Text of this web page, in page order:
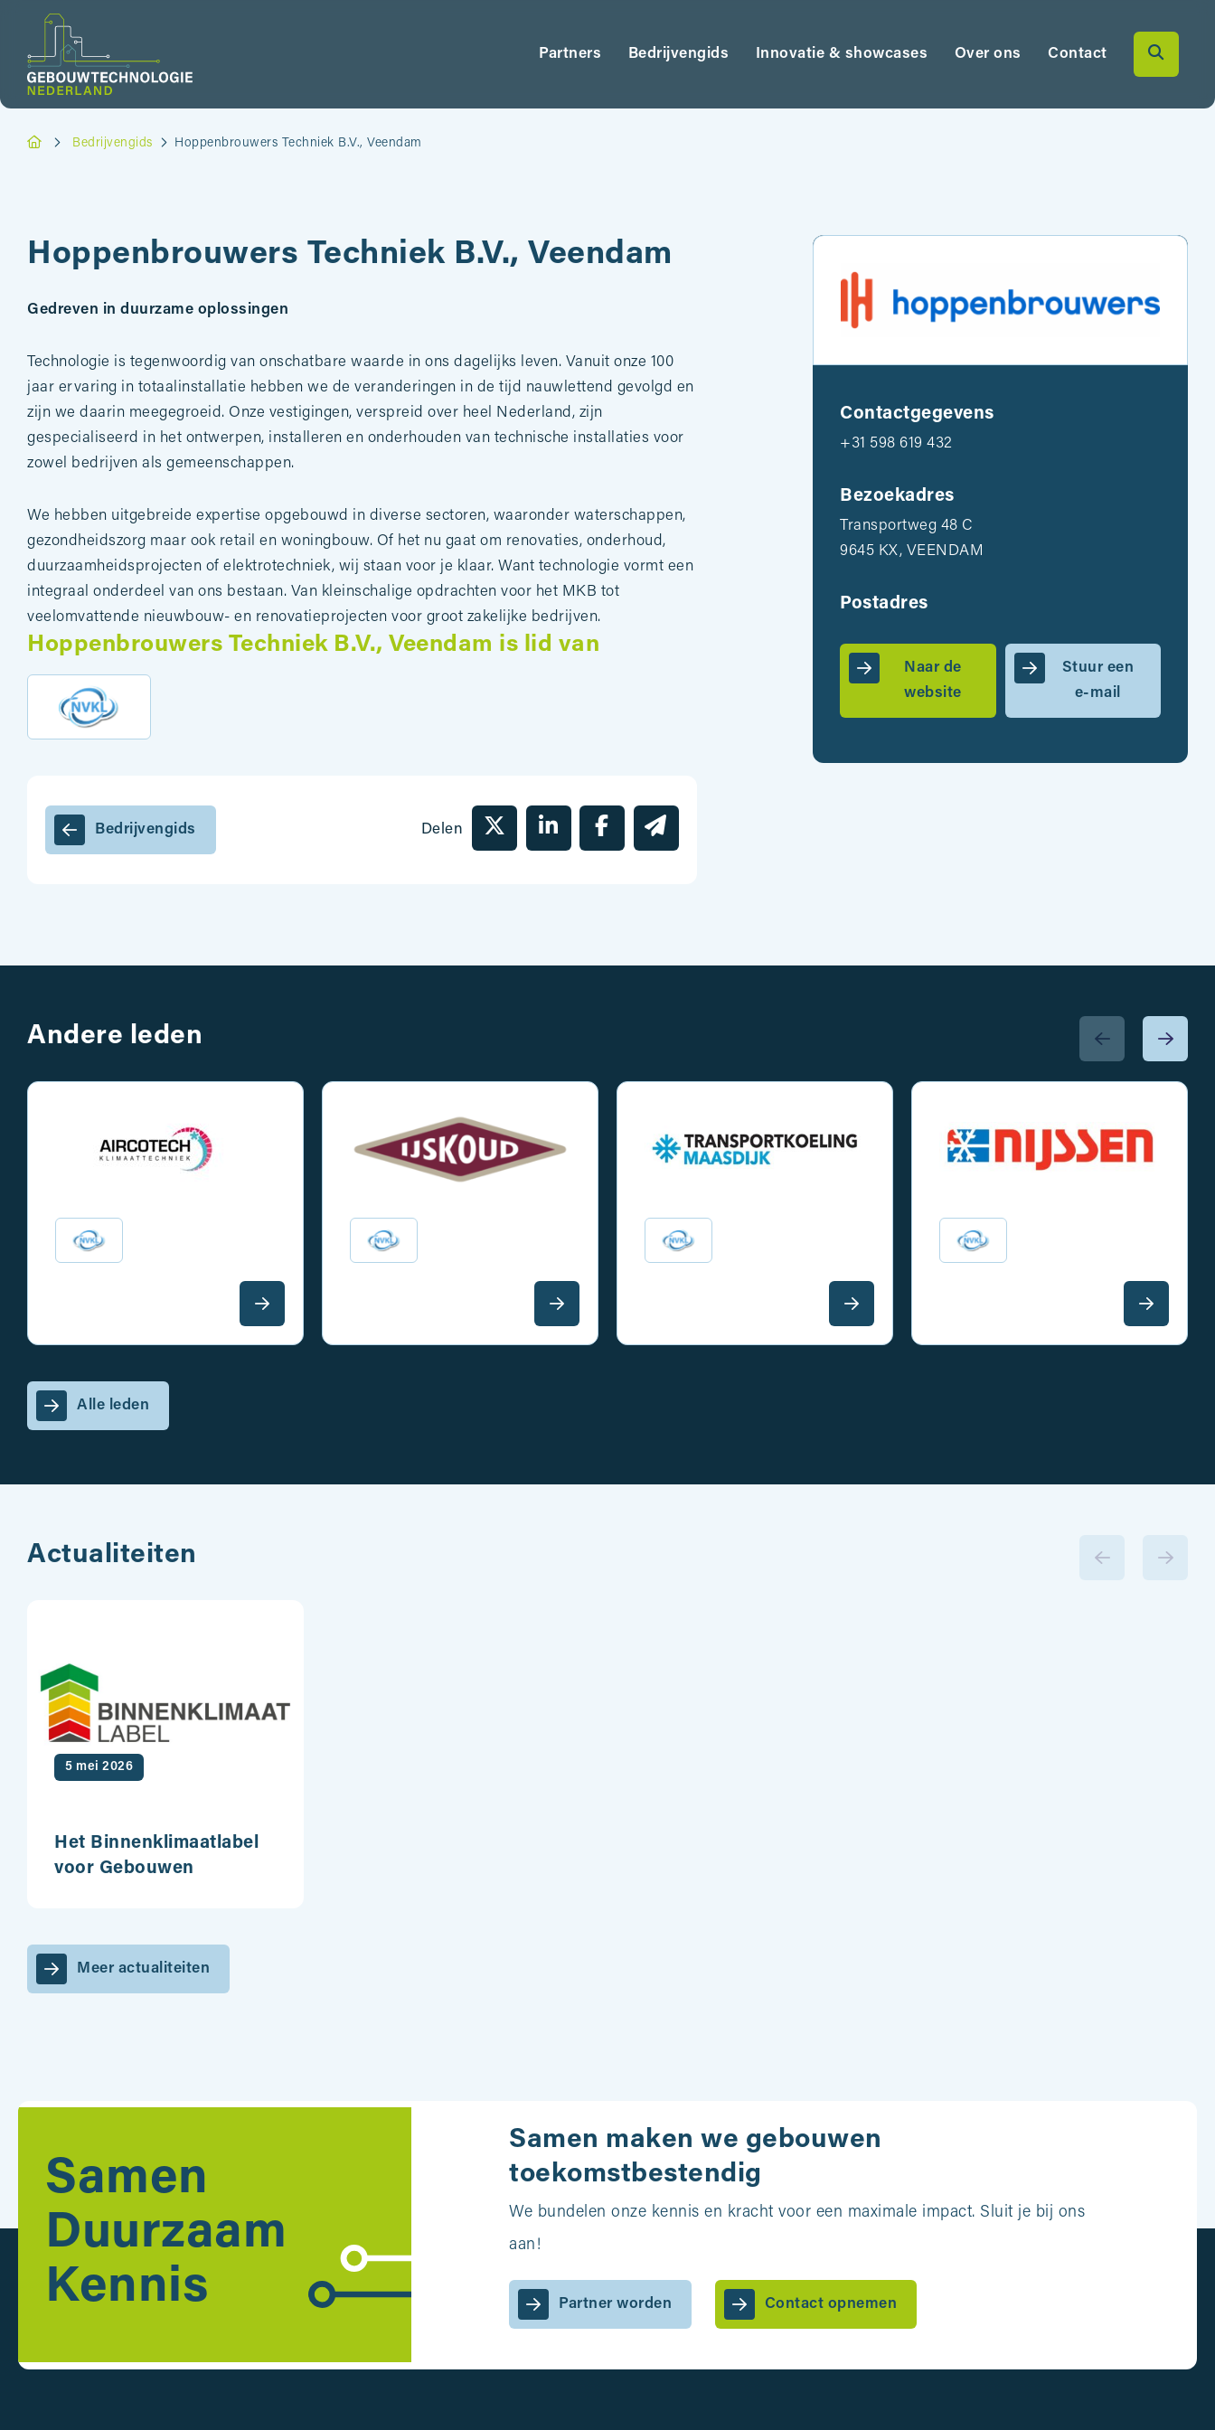
Partners Bedrijvengids Innovatie & showcases Over ons Contact
Bedrijvengids Hoppenbrouwers Techniek B.V., Veendam
Hoppenbrouwers Techniek B.V., Veendam
Gedreven in duurzame oplossingen
Technologie is tegenwoordig van onschatbare waarde in ons dagelijks leven. Vanuit onze 100
jaar ervaring in totaalinstallatie hebben we de veranderingen in de tijd nauwlettend gevolgd en
zijn we daarin meegegroeid. Onze vestigingen, verspreid over heel Nederland, zijn
gespecialiseerd in het ontwerpen, installeren en onderhouden van technische installaties voor
zowel bedrijven als gemeenschappen.
We hebben uitgebreide expertise opgebouwd in diverse sectoren, waaronder waterschappen,
gezondheidszorg maar ook retail en woningbouw. Of het nu gaat om renovaties, onderhoud,
duurzaamheidsprojecten of elektrotechniek, wij staan voor je klaar. Want technologie vormt een
integraal onderdeel van ons bestaan. Van kleinschalige opdrachten voor het MKB tot
veelomvattende nieuwbouw- en renovatieprojecten voor groot zakelijke bedrijven.
Hoppenbrouwers Techniek B.V., Veendam is lid van
Bedrijvengids Delen
Contactgegevens
+31 598 619 432
Bezoekadres
Transportweg 48 C
9645 KX, VEENDAM
Postadres
Naar de
website
Stuur een
e-mail
Andere leden
Alle leden
Actualiteiten
5 mei 2026
Het Binnenklimaatlabel
voor Gebouwen
Meer actualiteiten
Samen
Duurzaam
Kennis
Samen maken we gebouwen
toekomstbestendig
We bundelen onze kennis en kracht voor een maximale impact. Sluit je bij ons
aan!
Partner worden Contact opnemen